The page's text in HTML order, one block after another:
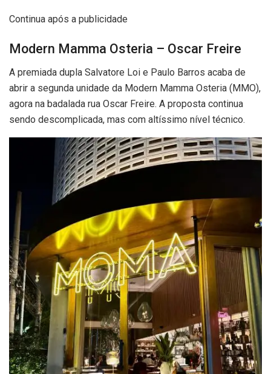
Continua após a publicidade
Modern Mamma Osteria – Oscar Freire
A premiada dupla Salvatore Loi e Paulo Barros acaba de
abrir a segunda unidade da Modern Mamma Osteria (MMO),
agora na badalada rua Oscar Freire. A proposta continua
sendo descomplicada, mas com altíssimo nível técnico.